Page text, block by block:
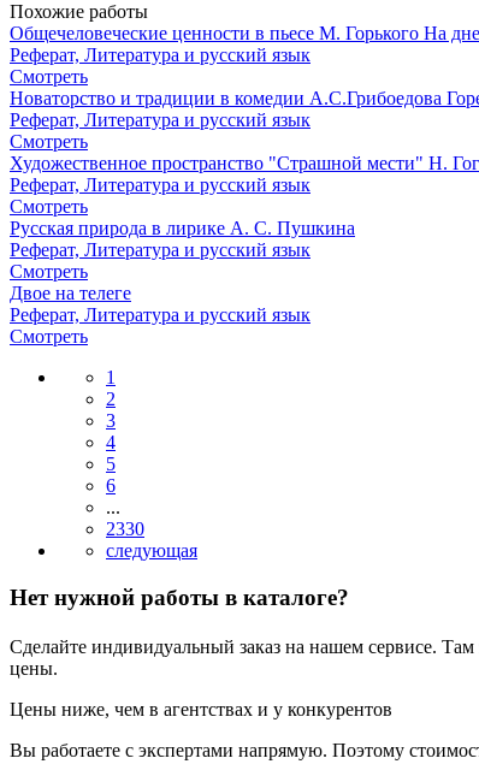
Похожие работы
Общечеловеческие ценности в пьесе М. Горького На
Реферат, Литература и русский язык
Смотреть
Новаторство и традиции в комедии А.С.Грибоедова
Реферат, Литература и русский язык
Смотреть
Художественное пространство "Страшной мести" Н.
Реферат, Литература и русский язык
Смотреть
Русская природа в лирике А. С. Пушкина
Реферат, Литература и русский язык
Смотреть
Двое на телеге
Реферат, Литература и русский язык
Смотреть
1
2
3
4
5
6
...
2330
Нет нужной работы в каталоге?
Сделайте индивидуальный заказ на нашем сервисе.
цены.
Цены ниже, чем в агентствах и у конкурентов
Вы работаете с экспертами напрямую. Поэтому